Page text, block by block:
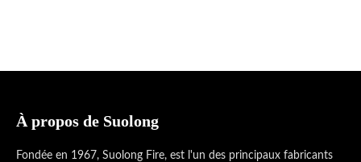
À propos de Suolong
Fondée en 1967, Suolong Fire, est l'un des principaux fabricants